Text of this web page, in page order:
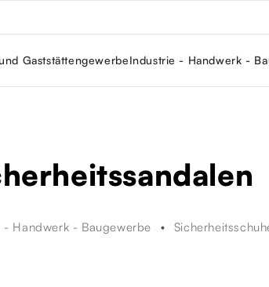
GaststättengewerbeIndustrie - Handwerk -
- Handwerk - Baugewerbe